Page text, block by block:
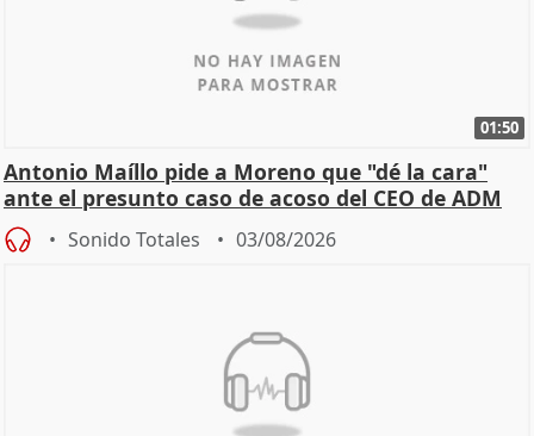
01:50
Antonio Maíllo pide a Moreno que "dé la cara"
ante el presunto caso de acoso del CEO de ADM
Sonido Totales 03/08/2026